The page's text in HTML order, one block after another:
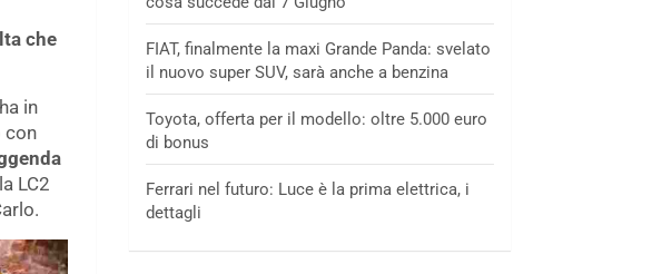
che
ha in
con
LC2
FIAT, finalmente la maxi Grande Panda: svelato
il nuovo super SUV, sarà anche a benzina
Toyota, offerta per il modello: oltre 5.000 euro
di bonus
Ferrari nel futuro: Luce è la prima elettrica, i
dettagli